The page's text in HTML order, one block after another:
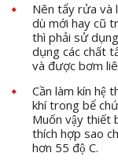
Nên tẩy rửa và
dù mới hay cũ
thì phải sử
dụng các chất
và được bơm
Cần làm kín hệ
khí trong bể
Muốn vậy thiết
thích hợp sao
hơn 55 độ C.